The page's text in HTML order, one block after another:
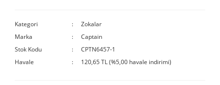
Kategori
Zokalar
Marka
Captain
Stok Kodu
CPTN6457-1
Havale
120,65 TL (%5,00 havale indirimi)